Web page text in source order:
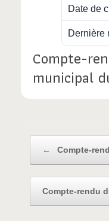
Date de
Dernière
Compte-
municipal
← Compte-
Compte-rendu